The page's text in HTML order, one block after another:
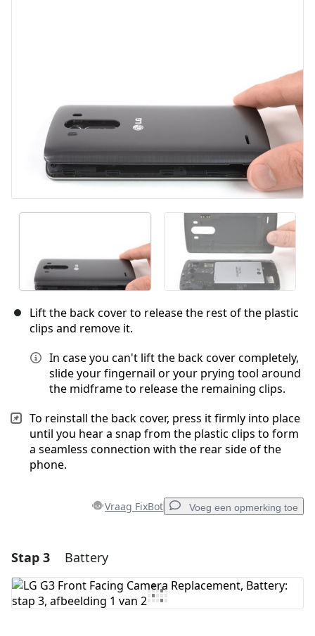
Lift the back cover to release the rest of the plastic
clips and remove it.
In case you can't lift the back cover completely,
slide your fingernail or your prying tool around
the midframe to release the remaining clips.
To reinstall the back cover, press it firmly into place
until you hear a snap from the plastic clips to form
a seamless connection with the rear side of the
phone.
Vraag FixBot Voeg een opmerking toe
Voeg opmerking toe
Stap 3 Battery